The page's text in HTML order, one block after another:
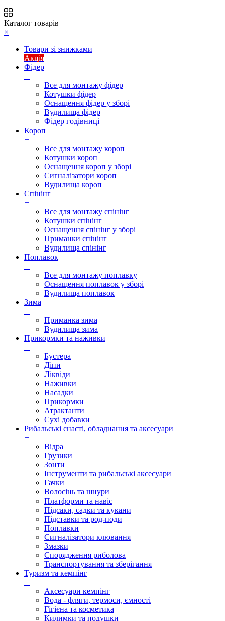
Каталог товарів
×
Товари зі знижками
Акція
Фідер
+
Все для монтажу фідер
Котушки фідер
Оснащення фідер у зборі
Вудилища фідер
Фідер годівниці
Короп
+
Все для монтажу короп
Котушки короп
Оснащення короп у зборі
Сигналізатори короп
Вудилища короп
Спінінг
+
Все для монтажу спінінг
Котушки спінінг
Оснащення спінінг у зборі
Приманки спінінг
Вудилища спінінг
Поплавок
+
Все для монтажу поплавку
Оснащення поплавок у зборі
Вудилища поплавок
Зима
+
Приманка зима
Вудилища зима
Прикормки та наживки
+
Бустера
Діпи
Ліквіди
Наживки
Насадки
Прикормки
Атрактанти
Сухі добавки
Рибальські снасті, обладнання та аксесуари
+
Відра
Грузики
Зонти
Інструменти та рибальські аксесуари
Гачки
Волосінь та шнури
Платформи та навіс
Підсаки, садки та кукани
Підставки та род-поди
Поплавки
Сигналізатори клювання
Змазки
Спорядження риболова
Транспортування та зберігання
Туризм та кемпінг
+
Аксесуари кемпінг
Вода - фляги, термоси, ємності
Гігієна та косметика
Килимки та подушки